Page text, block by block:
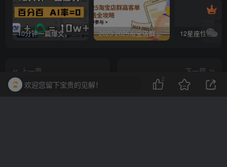
10分钟一篇爆文，百分百 AI率=0，用deepseek轻松玩转公众号爆文项目 2023-2025淘宝店群运营，涵盖C店/天猫店群两大赛道，帮你掌握全周期运营打法
上一篇
HiPaint素描绘画 v6.1.2专业
下一篇
无更多文章
欢迎您留下宝贵的见解！
2